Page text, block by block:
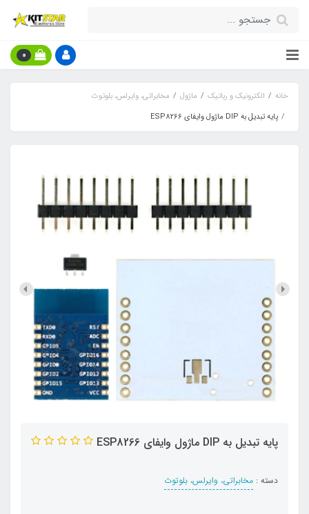
0
خانه الکترونیک و رباتیک ماژول
مخابراتی، وایرلس، بلوتوث
پایه تبدیل به DIP ماژول وایفای ESP8266
پایه تبدیل به DIP ماژول وایفای ESP8266
دسته : مخابراتی، وایرلس، بلوتوث